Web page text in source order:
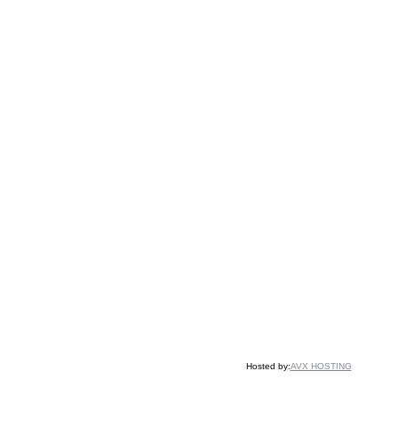
Hosted by:AVX HOSTING